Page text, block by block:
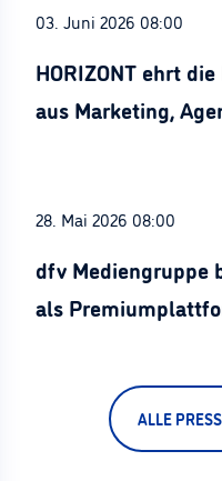
03. Juni 2026 08:00
HORIZONT ehrt
aus Marketing,
28. Mai 2026 08:00
dfv Mediengruppe
als
ALLE